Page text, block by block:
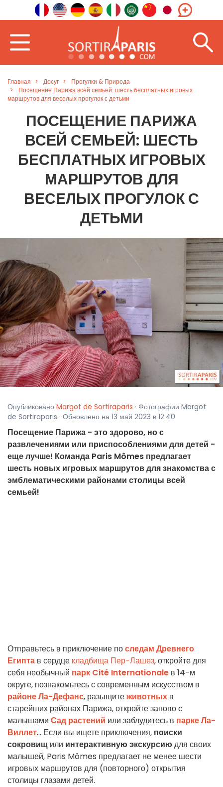
Главная Досуг
Прогулки & Природа
Посещение Парижа всей семьей: шесть бесплатных игровых
маршрутов для веселых прогулок с детьми
ПОСЕЩЕНИЕ ПАРИЖА
ВСЕЙ СЕМЬЕЙ: ШЕСТЬ
БЕСПЛАТНЫХ ИГРОВЫХ
МАРШРУТОВ ДЛЯ
ВЕСЕЛЫХ ПРОГУЛОК С
ДЕТЬМИ
Опубликовано Margot de Sortiraparis · Фотографии Margot
de Sortiraparis · Обновлено на 13 май 2023 в 12:40
Посещение Парижа - это здорово, но с
развлечениями или приспособлениями для детей -
еще лучше! Команда Paris Mômes предлагает
шесть новых игровых маршрутов для знакомства с
эмблематическими районами столицы всей
семьей!
Отправьтесь в приключение последам Древнего
Египта в сердце кладбища Пер-Лашез, откройте для
себя необычный парк Cité Internationale в 14-м
округе, познакомьтесь с современным искусством в
районе Ла-Дефанс, разыщитеживотных в
старейших районах Парижа, откройте заново с
малышами Сад растений или заблудитесь в парке Ла-
Виллет... Если вы ищете приключения, поиски
сокровищ или интерактивную экскурсию для своих
малышей, Paris Mômes предлагает не менее шести
игровых маршрутов для (повторного) открытия
столицы глазами детей.